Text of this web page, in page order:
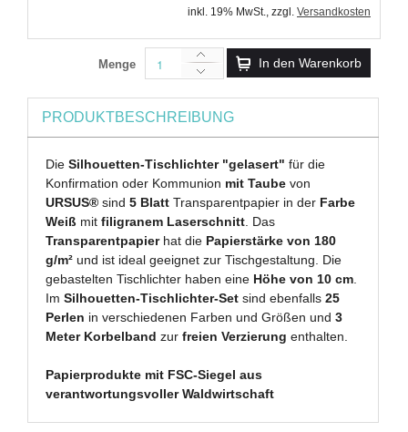
inkl. 19% MwSt., zzgl. Versandkosten
Menge In den Warenkorb
PRODUKTBESCHREIBUNG
DieSilhouetten-Tischlichter "gelasert" für die
Konfirmation oder Kommunion mit Taube von
URSUS® sind5 Blatt Transparentpapier in der Farbe
Weiß mitfiligranem Laserschnitt. Das
Transparentpapierhat die Papierstärke von 180
g/m² und ist ideal geeignet zur Tischgestaltung. Die
gebastelten Tischlichter haben eine Höhe von 10 cm.
ImSilhouetten-Tischlichter-Set sind ebenfalls25
Perlen in verschiedenen Farben und Größen und3
Meter Korbelband zurfreien Verzierung enthalten.
Papierprodukte mit FSC-Siegel aus
verantwortungsvoller Waldwirtschaft